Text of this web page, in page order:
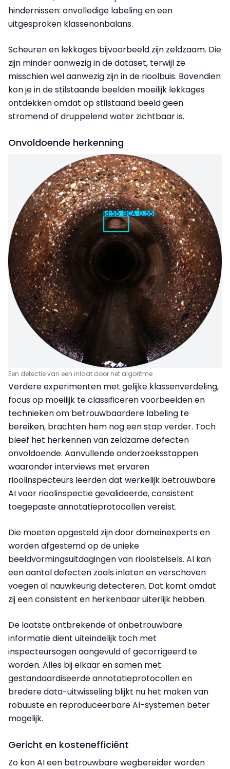
hindernissen: onvolledige labeling en een
uitgesproken klassenonbalans.
Scheuren en lekkages bijvoorbeeld zijn zeldzaam. Die
zijn minder aanwezig in de dataset, terwijl ze
misschien wel aanwezig zijn in de rioolbuis. Bovendien
kon je in de stilstaande beelden moeilijk lekkages
ontdekken omdat op stilstaand beeld geen
stromend of druppelend water zichtbaar is.
Onvoldoende herkenning
Een detectie van een inlaat door het algoritme
Verdere experimenten met gelijke klassenverdeling,
focus op moeilijk te classificeren voorbeelden en
technieken om betrouwbaardere labeling te
bereiken, brachten hem nog een stap verder. Toch
bleef het herkennen van zeldzame defecten
onvoldoende. Aanvullende onderzoeksstappen
waaronder interviews met ervaren
rioolinspecteurs leerden dat werkelijk betrouwbare
AI voor rioolinspectie gevalideerde, consistent
toegepaste annotatieprotocollen vereist.
Die moeten opgesteld zijn door domeinexperts en
worden afgestemd op de unieke
beeldvormingsuitdagingen van rioolstelsels. AI kan
een aantal defecten zoals inlaten en verschoven
voegen al nauwkeurig detecteren. Dat komt omdat
zij een consistent en herkenbaar uiterlijk hebben.
De laatste ontbrekende of onbetrouwbare
informatie dient uiteindelijk toch met
inspecteursogen aangevuld of gecorrigeerd te
worden. Alles bij elkaar en samen met
gestandaardiseerde annotatieprotocollen en
bredere data-uitwisseling blijkt nu het maken van
robuuste en reproduceerbare AI-systemen beter
mogelijk.
Gericht en kostenefficiënt
Zo kan AI een betrouwbare wegbereider worden